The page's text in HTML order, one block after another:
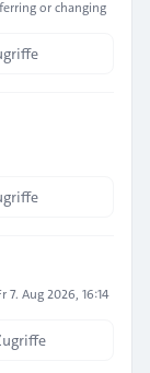
or changing
7. Aug 2026, 16:14